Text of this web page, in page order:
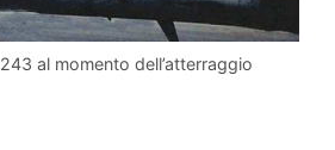
al momento dell’atterraggio